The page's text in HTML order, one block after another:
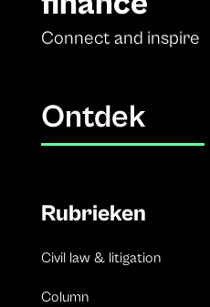
Connect and inspire
Ontdek
Rubrieken
Civil law & litigation
Column